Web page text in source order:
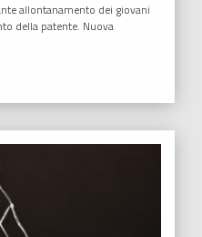
allontanamento dei giovani
della patente. Nuova